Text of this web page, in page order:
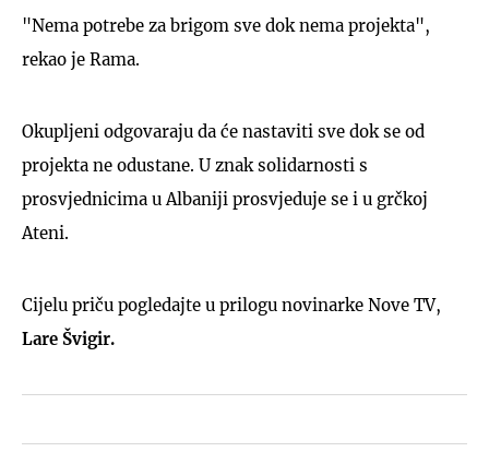
"Nema potrebe za brigom sve dok nema projekta",
rekao je Rama.
Okupljeni odgovaraju da će nastaviti sve dok se od
projekta ne odustane. U znak solidarnosti s
prosvjednicima u Albaniji prosvjeduje se i u grčkoj
Ateni.
Cijelu priču pogledajte u prilogu novinarke Nove TV,
Lare Švigir.